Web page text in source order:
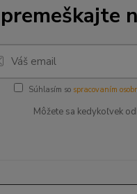
Súhlasím so spracovaním
Môžete sa kedykoľvek